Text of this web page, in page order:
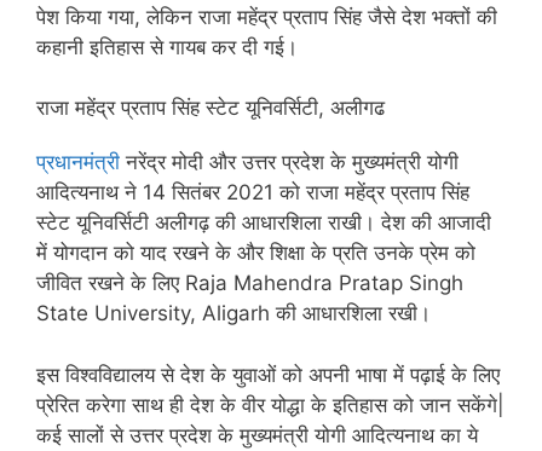
पेश किया गया, लेकिन राजा महेंद्र प्रताप सिंह जैसे देश भक्तों की
कहानी इतिहास से गायब कर दी गई।
राजा महेंद्र प्रताप सिंह स्टेट यूनिवर्सिटी, अलीगढ
प्रधानमंत्री नरेंद्र मोदी और उत्तर प्रदेश के मुख्यमंत्री योगी
आदित्यनाथ ने 14 सितंबर 2021 को राजा महेंद्र प्रताप सिंह
स्टेट यूनिवर्सिटी अलीगढ़ की आधारशिला राखी। देश की आजादी
में योगदान को याद रखने के और शिक्षा के प्रति उनके प्रेम को
जीवित रखने के लिए Raja Mahendra Pratap Singh
State University, Aligarh की आधारशिला रखी।
इस विश्वविद्यालय से देश के युवाओं को अपनी भाषा में पढ़ाई के लिए
प्रेरित करेगा साथ ही देश के वीर योद्धा के इतिहास को जान सकेंगे|
कई सालों से उत्तर प्रदेश के मुख्यमंत्री योगी आदित्यनाथ का ये